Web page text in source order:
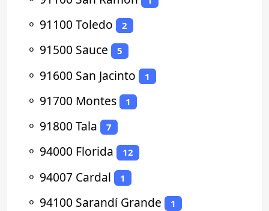
⚬ 91100 Toledo 2
⚬ 91500 Sauce 5
⚬ 91600 San Jacinto 1
⚬ 91700 Montes 1
⚬ 91800 Tala 7
⚬ 94000 Florida 12
⚬ 94007 Cardal 1
⚬ 94100 Sarandí Grande 1